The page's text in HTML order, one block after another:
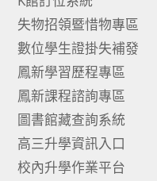
失物招領暨惜物專區
數位學生證掛失補發
鳳新學習歷程專區
鳳新課程諮詢專區
圖書館藏查詢系統
高三升學資訊入口
校內升學作業平台